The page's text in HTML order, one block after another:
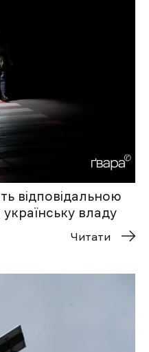
відповідальною
владу
Читати